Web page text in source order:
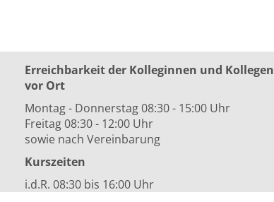
Erreichbarkeit der Kolleginnen und Kollegen
vor Ort
Montag - Donnerstag 08:30 - 15:00 Uhr
Freitag 08:30 - 12:00 Uhr
sowie nach Vereinbarung
Kurszeiten
i.d.R. 08:30 bis 16:00 Uhr